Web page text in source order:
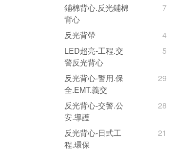
鋪棉背心.反光鋪棉
背心
7
反光背帶
4
LED超亮-工程.交
警反光背心
5
反光背心-警用.保
全.EMT.義交
29
反光背心-交警.公
安.導護
28
反光背心-日式工
程.環保
21